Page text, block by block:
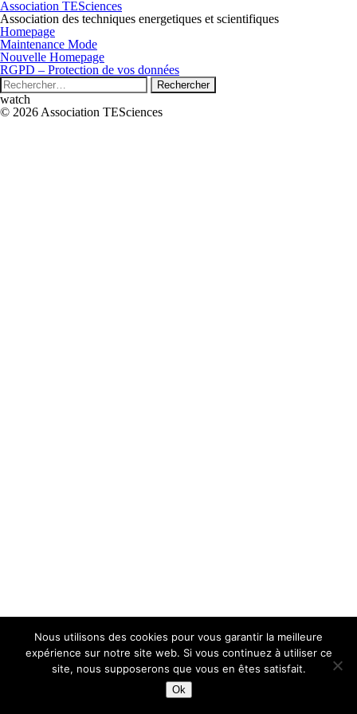
Association TESciences
Association des techniques energetiques et scientifiques
Homepage
Maintenance Mode
Nouvelle Homepage
RGPD – Protection de vos données
Rechercher :
watch
© 2026 Association TESciences
Nous utilisons des cookies pour vous garantir la meilleure
expérience sur notre site web. Si vous continuez à utiliser ce
site, nous supposerons que vous en êtes satisfait.
Ok